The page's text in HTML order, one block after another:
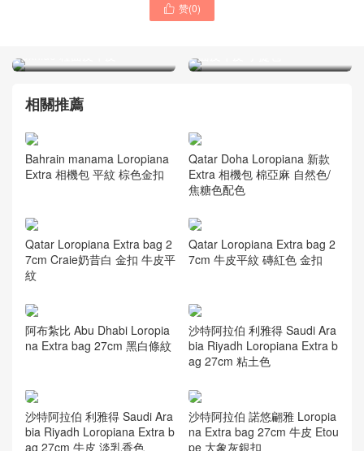
 赞(0)
Dubai United Arab Emirates
Qatar Doha Loro Piana
相關推薦
Bahrain manama Loropiana
Extra 相機包 平紋 棕色金扣
Qatar Doha Loropiana 新款
Extra 相機包 棉亞麻 自然色/
焦糖色配色
Qatar Loropiana Extra bag 2
7cm Craie奶昔白 金扣 牛皮平
紋
Qatar Loropiana Extra bag 2
7cm 牛皮平紋 磚紅色 金扣
阿布紮比 Abu Dhabi Loropia
na Extra bag 27cm 黑白條紋
沙特阿拉伯 利雅得 Saudi Ara
bia Riyadh Loropiana Extra b
ag 27cm 粘土色
沙特阿拉伯 利雅得 Saudi Ara
bia Riyadh Loropiana Extra b
ag 27cm 牛皮 淡乳香色
沙特阿拉伯 諾悠翩雅 Loropia
na Extra bag 27cm 牛皮 Etou
pe 大象灰銀扣